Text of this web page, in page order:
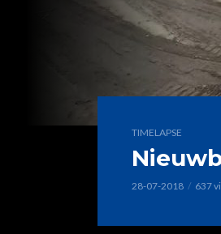
TIMELAPSE
28-07-2018 637